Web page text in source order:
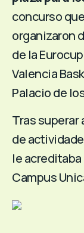
concurso
organizaron
de la
Valencia
Palacio de
Tras superar
de
le acreditaba
Campus